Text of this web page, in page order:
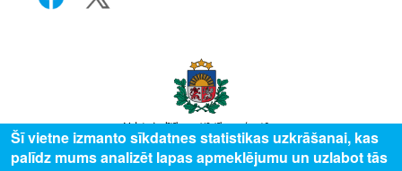
Šī vietne izmanto sīkdatnes statistikas uzkrāšanai, kas
palīdz mums analizēt lapas apmeklējumu un uzlabot tās